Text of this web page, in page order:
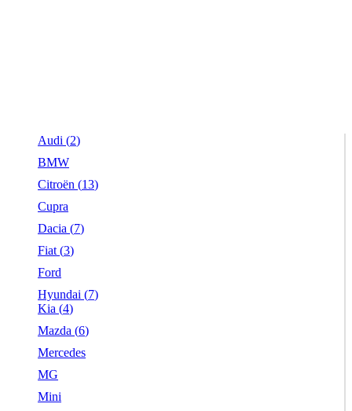
Audi (2)
BMW
Citroën (13)
Cupra
Dacia (7)
Fiat (3)
Ford
Hyundai (7)
Kia (4)
Mazda (6)
Mercedes
MG
Mini